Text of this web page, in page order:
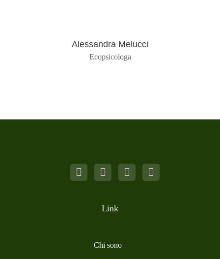
Alessandra Melucci
Ecopsicologa
Link
Chi sono